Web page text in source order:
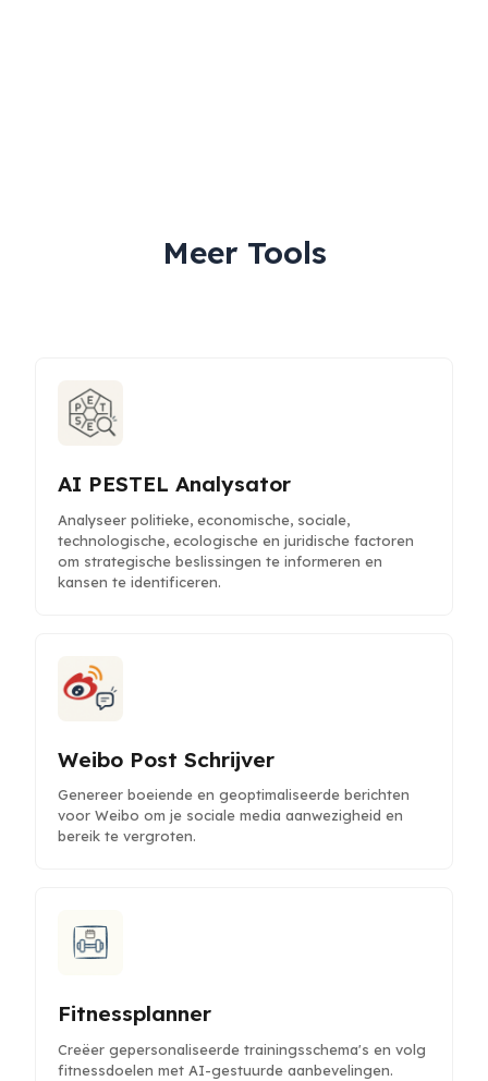
Meer Tools
AI PESTEL Analysator
Analyseer politieke, economische, sociale,
technologische, ecologische en juridische factoren
om strategische beslissingen te informeren en
kansen te identificeren.
Weibo Post Schrijver
Genereer boeiende en geoptimaliseerde berichten
voor Weibo om je sociale media aanwezigheid en
bereik te vergroten.
Fitnessplanner
Creëer gepersonaliseerde trainingsschema's en volg
fitnessdoelen met AI-gestuurde aanbevelingen.